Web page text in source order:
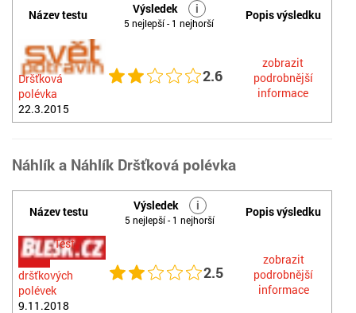
Název testu Výsledek i
5 nejlepší - 1 nejhorší
Popis výsledku
Dršťková
polévka
22.3.2015
2.6
zobrazit
podrobnější
informace
Náhlík a Náhlík Dršťková polévka
Název testu Výsledek i
5 nejlepší - 1 nejhorší
Popis výsledku
Test
dršťkových
polévek
9.11.2018
2.5
zobrazit
podrobnější
informace